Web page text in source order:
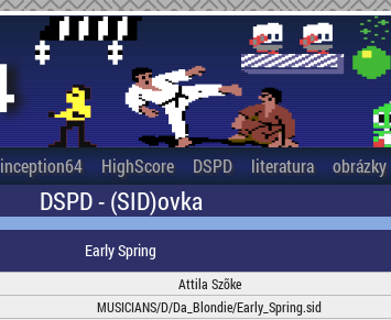
inception64 HighScore DSPD literatura obrázky
DSPD - (SID)ovka
Early Spring
Attila Szõke
MUSICIANS/D/Da_Blondie/Early_Spring.sid